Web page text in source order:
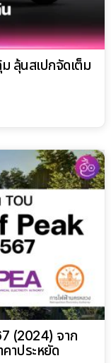
ลุ้นสเปกจัดเต็ม
(2024) จาก
าประหยัด